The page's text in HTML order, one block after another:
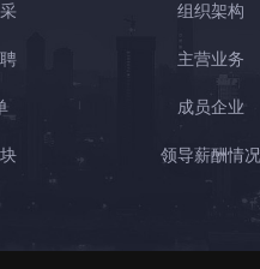
组织架构
主营业务
成员企业
领导薪酬情况